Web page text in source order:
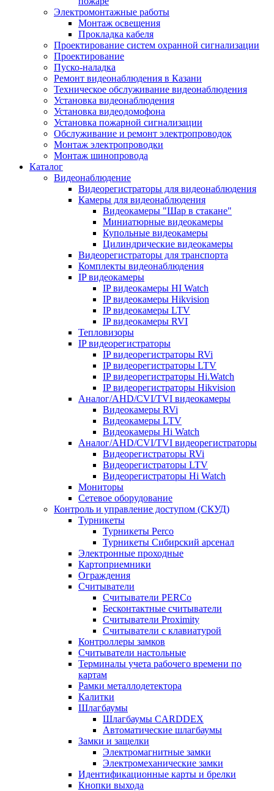
Электромонтажные работы
Монтаж освещения
Прокладка кабеля
Проектирование систем охранной сигнализации
Проектирование
Пуско-наладка
Ремонт видеонаблюдения в Казани
Техническое обслуживание видеонаблюдения
Установка видеонаблюдения
Установка видеодомофона
Установка пожарной сигнализации
Обслуживание и ремонт электропроводок
Монтаж электропроводки
Монтаж шинопровода
Каталог
Видеонаблюдение
Видеорегистраторы для видеонаблюдения
Камеры для видеонаблюдения
Видеокамеры "Шар в стакане"
Миниатюрные видеокамеры
Купольные видеокамеры
Цилиндрические видеокамеры
Видеорегистраторы для транспорта
Комплекты видеонаблюдения
IP видеокамеры
IP видеокамеры HI Watch
IP видеокамеры Hikvision
IP видеокамеры LTV
IP видеокамеры RVI
Тепловизоры
IP видеорегистраторы
IP видеорегистраторы RVi
IP видеорегистраторы LTV
IP видеорегистраторы Hi.Watch
IP видеорегистраторы Hikvision
Аналог/AHD/CVI/TVI видеокамеры
Видеокамеры RVi
Видеокамеры LTV
Видеокамеры Hi Watch
Аналог/AHD/CVI/TVI видеорегистраторы
Видеорегистраторы RVi
Видеорегистраторы LTV
Видеорегистраторы Hi Watch
Мониторы
Сетевое оборудование
Контроль и управление доступом (СКУД)
Турникеты
Турникеты Perco
Турникеты Сибирский арсенал
Электронные проходные
Картоприемники
Ограждения
Считыватели
Считыватели PERCo
Бесконтактные считыватели
Считыватели Proximity
Считыватели с клавиатурой
Контроллеры замков
Считыватели настольные
Терминалы учета рабочего времени по
картам
Рамки металлодетектора
Калитки
Шлагбаумы
Шлагбаумы CARDDEX
Автоматические шлагбаумы
Замки и защелки
Электромагнитные замки
Электромеханические замки
Идентификационные карты и брелки
Кнопки выхода